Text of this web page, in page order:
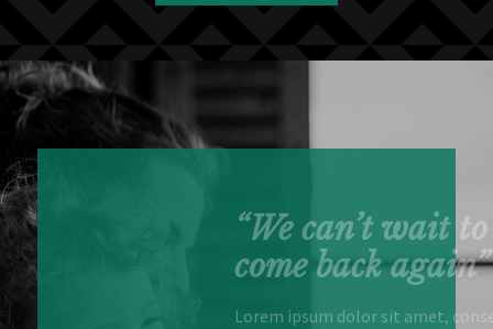
sit amet, consectetur
“We can’t wait to
come back again”
Lorem ipsum dolor sit amet,